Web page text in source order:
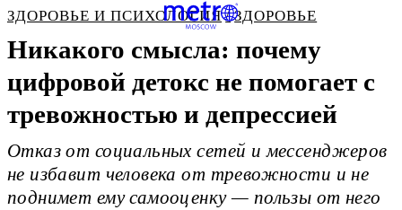
ЗДОРОВЬЕ И ПСИХОЛОГИЯ ЗДОРОВЬЕ
Никакого смысла: почему
цифровой детокс не помогает с
тревожностью и депрессией
Отказ от социальных сетей и мессенджеров
не избавит человека от тревожности и не
поднимет ему самооценку — пользы от него